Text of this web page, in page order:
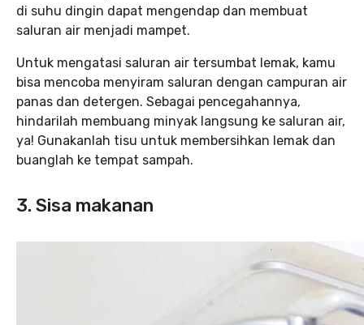
di suhu dingin dapat mengendap dan membuat
saluran air menjadi mampet.
Untuk mengatasi saluran air tersumbat lemak, kamu
bisa mencoba menyiram saluran dengan campuran air
panas dan detergen. Sebagai pencegahannya,
hindarilah membuang minyak langsung ke saluran air,
ya! Gunakanlah tisu untuk membersihkan lemak dan
buanglah ke tempat sampah.
3. Sisa makanan